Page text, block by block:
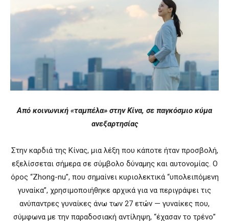
Από κοινωνική «ταμπέλα» στην Κίνα, σε παγκόσμιο κύμα
ανεξαρτησίας
Στην καρδιά της Κίνας, μια λέξη που κάποτε ήταν προσβολή,
εξελίσσεται σήμερα σε σύμβολο δύναμης και αυτονομίας. Ο
όρος “Zhong-nu”, που σημαίνει κυριολεκτικά “υπολειπόμενη
γυναίκα”, χρησιμοποιήθηκε αρχικά για να περιγράψει τις
ανύπαντρες γυναίκες άνω των 27 ετών — γυναίκες που,
σύμφωνα με την παραδοσιακή αντίληψη, “έχασαν το τρένο”